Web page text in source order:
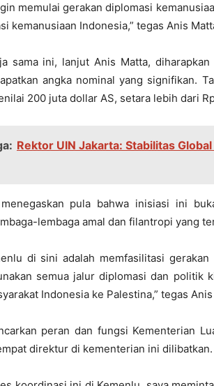
memulai gerakan diplomasi
kemanusiaan Indonesia,” tegas Anis
sama ini, lanjut Anis Matta,
angka nominal yang signifikan.
200 juta dollar AS, setara lebih dari
Rektor UIN Jakarta: Stabilitas
pula bahwa inisiasi ini
lembaga amal dan filantropi yang
di sini adalah memfasilitasi
semua jalur diplomasi dan politik
Indonesia ke Palestina,” tegas
peran dan fungsi Kementerian
direktur di kementerian ini dilibatkan.